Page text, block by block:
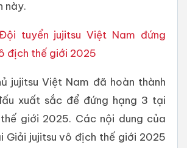
này.
tuyển jujitsu Việt Nam đứng
địch thế giới 2025
jujitsu Việt Nam đã hoàn thành
xuất sắc để đứng hạng 3 tại
giới 2025. Các nội dung của
Giải jujitsu vô địch thế giới 2025